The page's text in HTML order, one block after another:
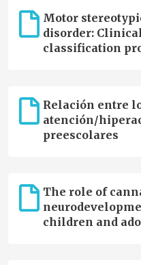
Motor
disorder:
classification
Relación entre
atención/
preescolares
The role of
children and